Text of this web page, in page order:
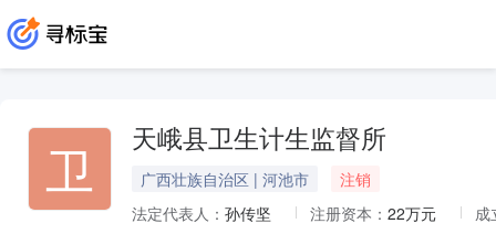
卫 天峨县卫生计生监督所
广西壮族自治区 | 河池市
注销
法定代表人： 孙传坚 注册资本： 22万元
成